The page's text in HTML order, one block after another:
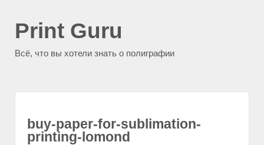
Print Guru
Всё, что вы хотели знать о полиграфии
buy-paper-for-sublimation-
printing-lomond